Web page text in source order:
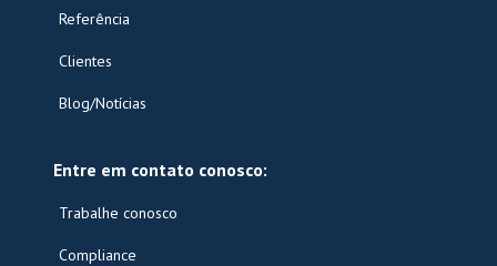
Referência
Clientes
Blog/Notícias
Entre em contato conosco:
Trabalhe conosco
Compliance